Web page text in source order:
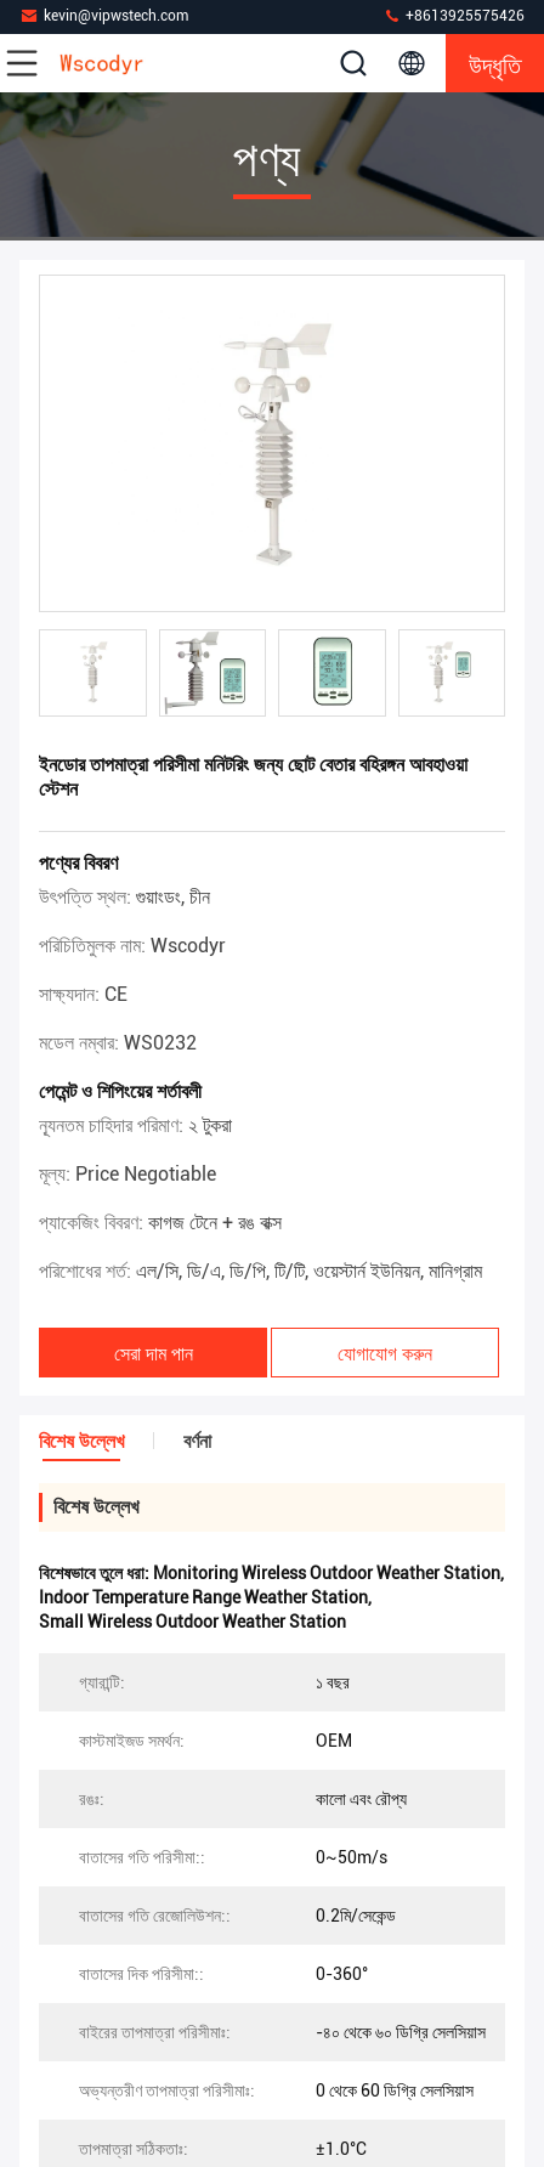
kevin@vipwstech.com +8613925575426
উদ্ধৃতি
পণ্য
ইনডোর তাপমাত্রা পরিসীমা মনিটরিং জন্য ছোট বেতার বহিরঙ্গন আবহাওয়া
স্টেশন
পণ্যের বিবরণ
উৎপত্তি স্থল: গুয়াংডং, চীন
পরিচিতিমুলক নাম: Wscodyr
সাক্ষ্যদান: CE
মডেল নম্বার: WS0232
পেমেন্ট ও শিপিংয়ের শর্তাবলী
ন্যূনতম চাহিদার পরিমাণ: ২ টুকরা
মূল্য: Price Negotiable
প্যাকেজিং বিবরণ: কাগজ টেনে + রঙ বাক্স
পরিশোধের শর্ত: এল/সি, ডি/এ, ডি/পি, টি/টি, ওয়েস্টার্ন ইউনিয়ন, মানিগ্রাম
সেরা দাম পান যোগাযোগ করুন
বিশেষ উল্লেখ বর্ণনা
বিশেষ উল্লেখ
বিশেষভাবে তুলে ধরা: Monitoring Wireless Outdoor Weather Station,
Indoor Temperature Range Weather Station,
Small Wireless Outdoor Weather Station
গ্যারান্টি: ১ বছর
কাস্টমাইজড সমর্থন: OEM
রঙঃ: কালো এবং রৌপ্য
বাতাসের গতি পরিসীমা:: 0~50m/s
বাতাসের গতি রেজোলিউশন:: 0.2মি/সেকেন্ড
বাতাসের দিক পরিসীমা:: 0-360°
বাইরের তাপমাত্রা পরিসীমাঃ: -৪০ থেকে ৬০ ডিগ্রি সেলসিয়াস
অভ্যন্তরীণ তাপমাত্রা পরিসীমাঃ: 0 থেকে 60 ডিগ্রি সেলসিয়াস
তাপমাত্রা সঠিকতাঃ: ±1.0°C